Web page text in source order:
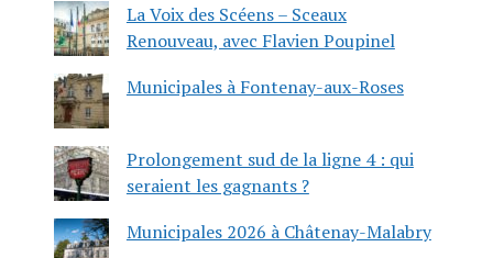
La Voix des Scéens – Sceaux
Renouveau, avec Flavien Poupinel
Municipales à Fontenay-aux-Roses
Prolongement sud de la ligne 4 : qui
seraient les gagnants ?
Municipales 2026 à Châtenay-Malabry